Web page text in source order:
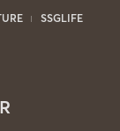
SSGLIFE